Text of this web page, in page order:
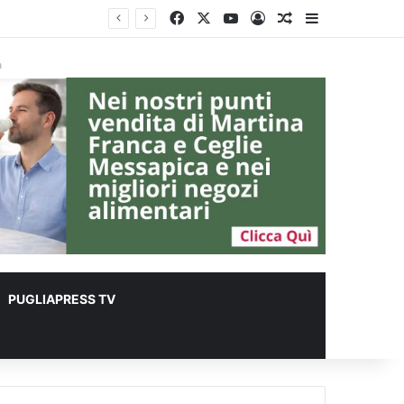
FacebookYou TubeAccediUn articolo a
PUGLIAPRESS TV